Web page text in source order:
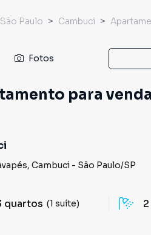
São Paulo Cambuci
Fotos
para
, Cambuci - São Paulo/SP
quartos (1 suíte) 2